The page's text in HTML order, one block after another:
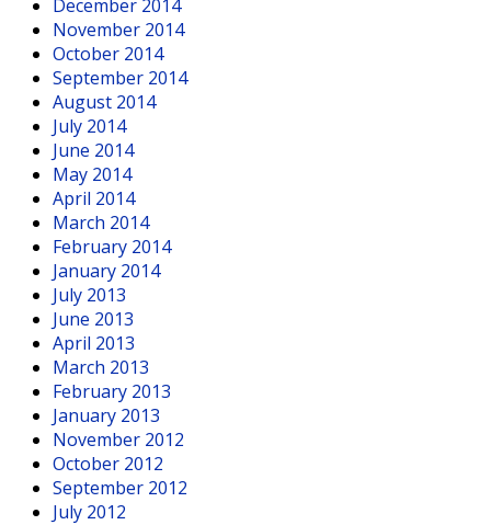
December 2014
November 2014
October 2014
September 2014
August 2014
July 2014
June 2014
May 2014
April 2014
March 2014
February 2014
January 2014
July 2013
June 2013
April 2013
March 2013
February 2013
January 2013
November 2012
October 2012
September 2012
July 2012